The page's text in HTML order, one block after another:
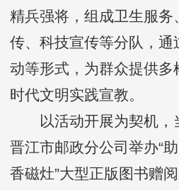
精兵强将，组成卫生服务
传、科技宣传等分队，通
动等形式，为群众提供多
时代文明实践宣教。
以活动开展为契机，
晋江市邮政分公司举办“
香磁灶”大型正版图书赠